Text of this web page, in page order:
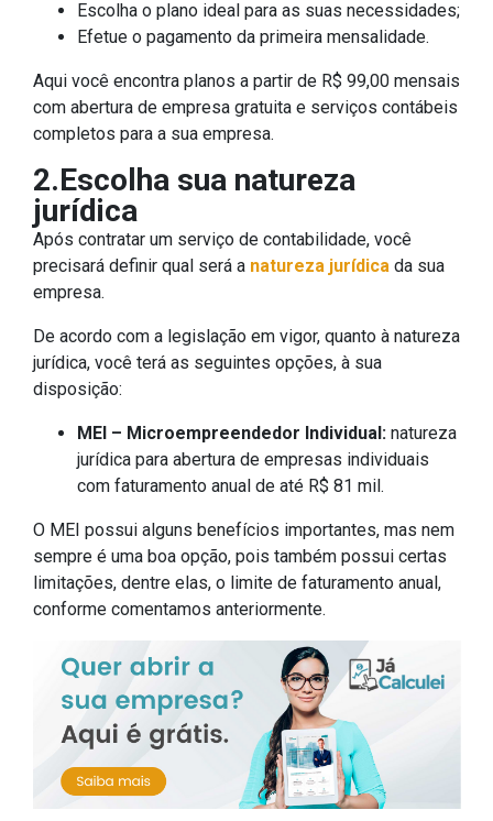
Escolha o plano ideal para as suas necessidades;
Efetue o pagamento da primeira mensalidade.
Aqui você encontra planos a partir de R$ 99,00 mensais
com abertura de empresa gratuita e serviços contábeis
completos para a sua empresa.
2.Escolha sua natureza
jurídica
Após contratar um serviço de contabilidade, você
precisará definir qual será a natureza jurídica da sua
empresa.
De acordo com a legislação em vigor, quanto à natureza
jurídica, você terá as seguintes opções, à sua
disposição:
MEI – Microempreendedor Individual: natureza
jurídica para abertura de empresas individuais
com faturamento anual de até R$ 81 mil.
O MEI possui alguns benefícios importantes, mas nem
sempre é uma boa opção, pois também possui certas
limitações, dentre elas, o limite de faturamento anual,
conforme comentamos anteriormente.